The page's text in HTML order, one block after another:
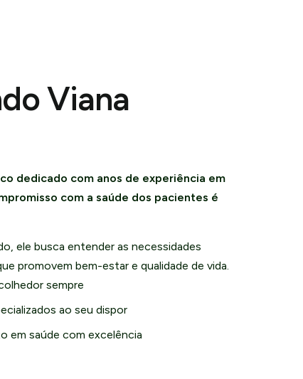
Viana
dedicado com anos de experiência em
com a saúde dos pacientes é
ele busca entender as necessidades
promovem bem-estar e qualidade de vida.
sempre
ao seu dispor
em saúde com excelência